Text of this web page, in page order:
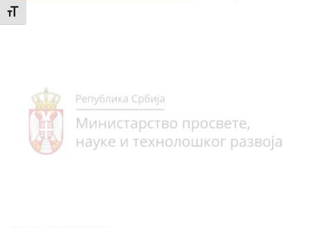
Промени величину слова